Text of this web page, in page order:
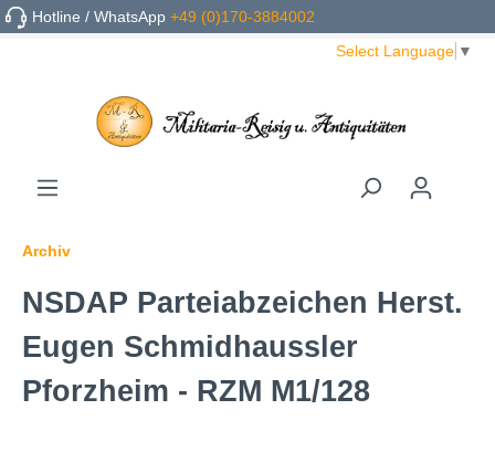
Hotline / WhatsApp+49 (0)170-3884002
Select Language ▼
Archiv
NSDAP Parteiabzeichen Herst.
Eugen Schmidhaussler
Pforzheim - RZM M1/128